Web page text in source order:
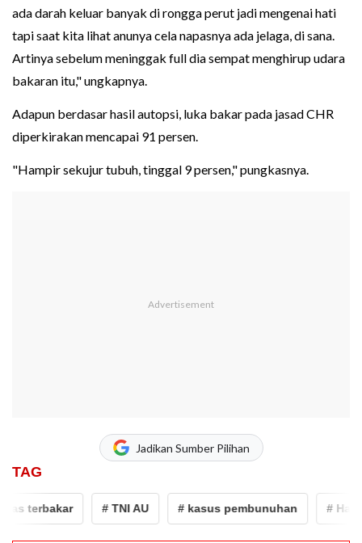
ada darah keluar banyak di rongga perut jadi mengenai hati
tapi saat kita lihat anunya cela napasnya ada jelaga, di sana.
Artinya sebelum meninggak full dia sempat menghirup udara
bakaran itu," ungkapnya.
Adapun berdasar hasil autopsi, luka bakar pada jasad CHR
diperkirakan mencapai 91 persen.
"Hampir sekujur tubuh, tinggal 9 persen," pungkasnya.
Jadikan Sumber Pilihan
TAG
terbakar # TNI AU # kasus pembunuhan # Halim